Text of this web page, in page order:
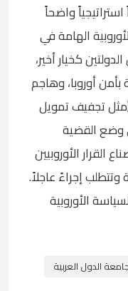
واضحاً
الهامة في
كخيار أخير،
بأمن أوروبا، وهاجم
(مثل تجفيف تمويل
وضع القضية
القرار الأوروبيين
وتتطلب إجراءً عاجلاً.
الأوروبية
الدول العربية